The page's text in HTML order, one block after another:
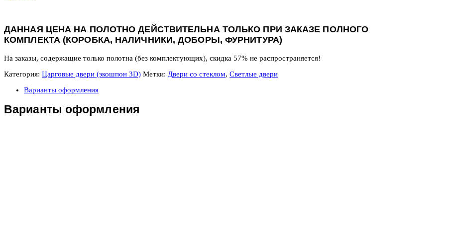
ДАННАЯ ЦЕНА НА ПОЛОТНО ДЕЙСТВИТЕЛЬНА ТОЛЬКО ПРИ ЗАКАЗЕ ПОЛНОГО
КОМПЛЕКТА (КОРОБКА, НАЛИЧНИКИ, ДОБОРЫ, ФУРНИТУРА)
На заказы, содержащие только полотна (без комплектующих), скидка 57% не распространяется!
Категория: Царговые двери (экошпон 3D) Метки: Двери со стеклом, Светлые двери
Варианты оформления
Варианты оформления